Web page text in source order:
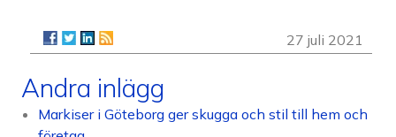
27 juli 2021
Andra inlägg
Markiser i Göteborg ger skugga och stil till hem och